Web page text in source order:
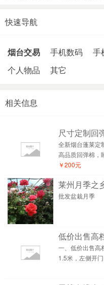
快速导航
烟台交易 手机数码 手
个人物品
其它
相关信息
尺寸定制回
全新烟台蓬莱定
高品质回弹棉，
￥200元
莱州月季之
批发盆栽月季
低价出售高
一、低价出售高
1.5米，左侧开